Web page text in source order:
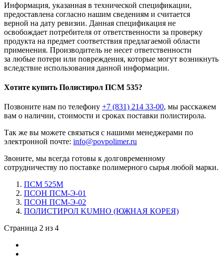
Информация, указанная в технической спецификации,
предоставлена согласно нашим сведениям и считается
верной на дату ревизии. Данная спецификация не
освобождает потребителя от ответственности за проверку
продукта на предмет соответствия предлагаемой области
применения. Производитель не несет ответственности
за любые потери или повреждения, которые могут возникнуть
вследствие использования данной информации.
Хотите купить Полистирол ПСМ 535?
Позвоните нам по телефону +7 (831) 214 33-00, мы расскажем
вам о наличии, стоимости и сроках поставки полистирола.
Так же вы можете связаться с нашими менеджерами по
электронной почте: info@povpolimer.ru
Звоните, мы всегда готовы к долговременному
сотрудничеству по поставке полимерного сырья любой марки.
ПСМ 525M
ПСОН ПСМ-Э-01
ПСОН ПСМ-Э-02
ПОЛИСТИРОЛ KUMHO (ЮЖНАЯ КОРЕЯ)
Страница 2 из 4